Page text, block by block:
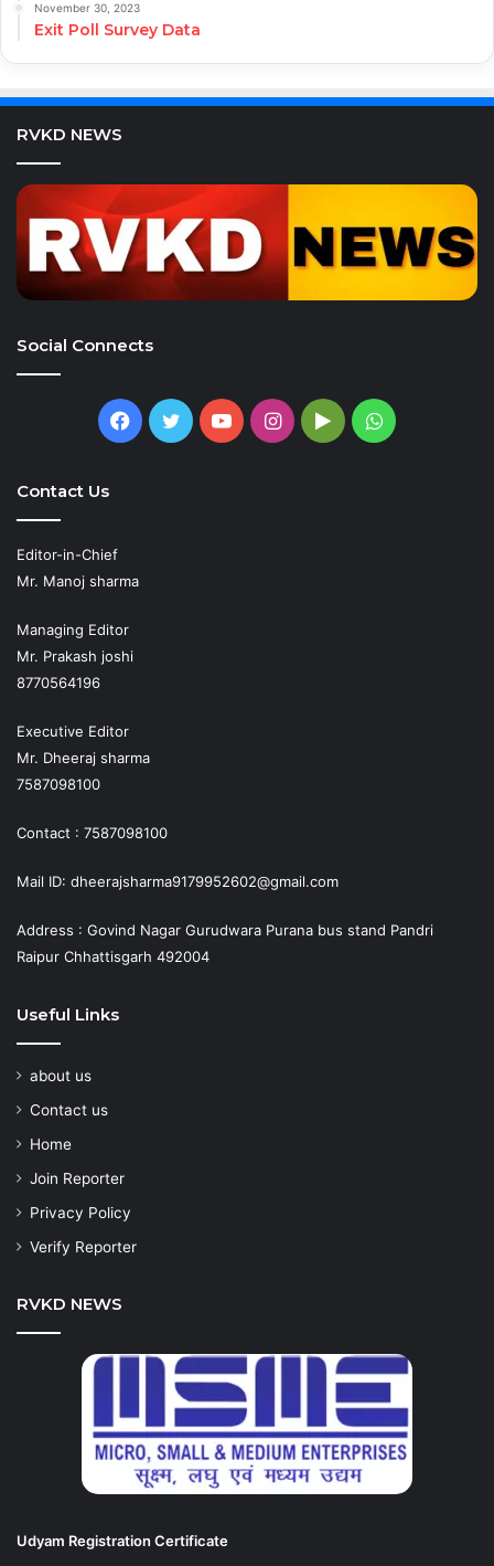
November 30, 2023
Exit Poll Survey Data
RVKD NEWS
Social Connects
Facebook
TwitterYouTubeInstagram
GoogleWhatsApp
Contact Us
Editor-in-Chief
Mr. Manoj sharma
Managing Editor
Mr. Prakash joshi
8770564196
Executive Editor
Mr. Dheeraj sharma
7587098100
Contact : 7587098100
Mail ID: dheerajsharma9179952602@gmail.com
Address : Govind Nagar Gurudwara Purana bus stand Pandri
Raipur Chhattisgarh 492004
Useful Links
about us
Contact us
Home
Join Reporter
Privacy Policy
Verify Reporter
RVKD NEWS
Udyam Registration Certificate